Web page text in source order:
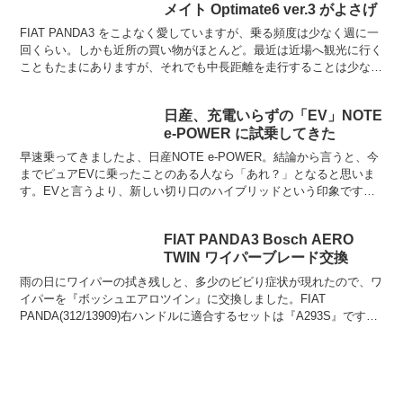
メイト Optimate6 ver.3 がよさげ
FIAT PANDA3 をこよなく愛していますが、乗る頻度は少なく週に一
回くらい。しかも近所の買い物がほとんど。最近は近場へ観光に行く
こともたまにありますが、それでも中長距離を走行することは少な
日産、充電いらずの「EV」NOTE
e-POWER に試乗してきた
早速乗ってきましたよ、日産NOTE e-POWER。結論から言うと、今
までピュアEVに乗ったことのある人なら「あれ？」となると思いま
す。EVと言うより、新しい切り口のハイブリッドという印象です
FIAT PANDA3 Bosch AERO
TWIN ワイパーブレード交換
雨の日にワイパーの拭き残しと、多少のビビり症状が現れたので、ワ
イパーを『ボッシュエアロツイン』に交換しました。FIAT
PANDA(312/13909)右ハンドルに適合するセットは『A293S』です。